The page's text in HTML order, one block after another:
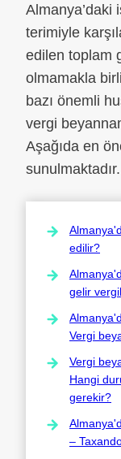
Almanya’daki
terimiyle
edilen toplam
olmamakla
bazı önemli
vergi
Aşağıda en
sunulmaktadır.
edilir?
gelir
Vergi
Vergi
Hangi
gerekir?
–